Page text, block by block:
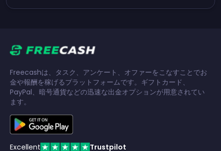
Freecashは、タスク、アンケート、オファーをこなすことでお
金や報酬を稼げるプラットフォームです。ギフトカード、
PayPal、暗号通貨などの迅速な出金オプションが用意されてい
ます。
Excellent Trustpilot